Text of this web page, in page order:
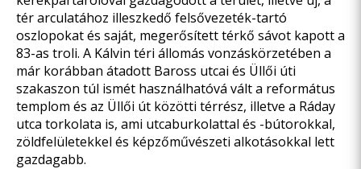
tér arculatához illeszkedő felsővezeték-tartó
oszlopokat és saját, megerősített térkő sávot kapott a
83-as troli. A Kálvin téri állomás vonzáskörzetében a
már korábban átadott Baross utcai és Üllői úti
szakaszon túl ismét használhatóvá vált a református
templom és az Üllői út közötti térrész, illetve a Ráday
utca torkolata is, ami utcaburkolattal és -bútorokkal,
zöldfelületekkel és képzőművészeti alkotásokkal lett
gazdagabb.